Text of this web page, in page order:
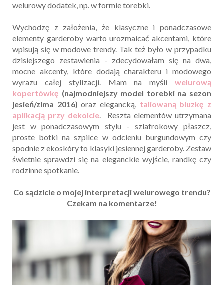
welurowy dodatek, np. w formie torebki.
Wychodzę z założenia, że klasyczne i ponadczasowe
elementy garderoby warto urozmaicać akcentami, które
wpisują się w modowe trendy. Tak też było w przypadku
dzisiejszego zestawienia - zdecydowałam się na dwa,
mocne akcenty, które dodają charakteru i modowego
wyrazu całej stylizacji. Mam na myśli welurową
kopertówkę (najmodniejszy model torebki na sezon
jesień/zima 2016) oraz elegancką, taliowaną bluzkę z
aplikacją przy dekolcie. Reszta elementów utrzymana
jest w ponadczasowym stylu - szlafrokowy płaszcz,
proste botki na szpilce w odcieniu burgundowym czy
spodnie z ekoskóry to klasyki jesiennej garderoby. Zestaw
świetnie sprawdzi się na eleganckie wyjście, randkę czy
rodzinne spotkanie.
Co sądzicie o mojej interpretacji welurowego trendu?
Czekam na komentarze!